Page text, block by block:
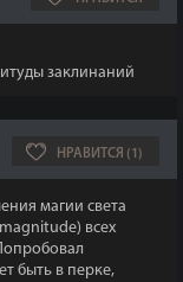
заклинаний
НРАВИТСЯ (1)
магии света
всех
быть в перке,